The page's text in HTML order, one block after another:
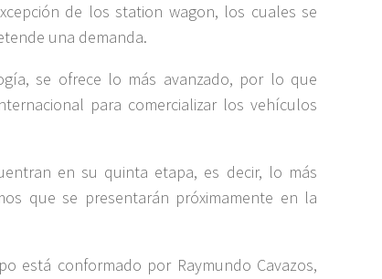
de los station wagon, los cuales se
una demanda.
se ofrece lo más avanzado, por lo que
para comercializar los vehículos
en su quinta etapa, es decir, lo más
que se presentarán próximamente en la
está conformado por Raymundo Cavazos,